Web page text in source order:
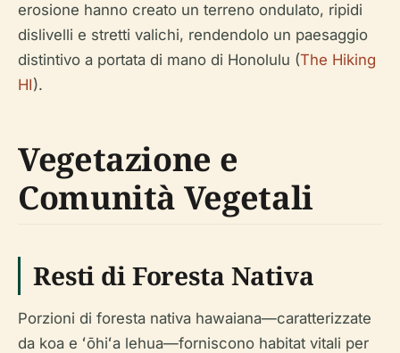
erosione hanno creato un terreno ondulato, ripidi
dislivelli e stretti valichi, rendendolo un paesaggio
distintivo a portata di mano di Honolulu (The Hiking
HI).
Vegetazione e
Comunità Vegetali
Resti di Foresta Nativa
Porzioni di foresta nativa hawaiana—caratterizzate
da koa e ʻōhiʻa lehua—forniscono habitat vitali per